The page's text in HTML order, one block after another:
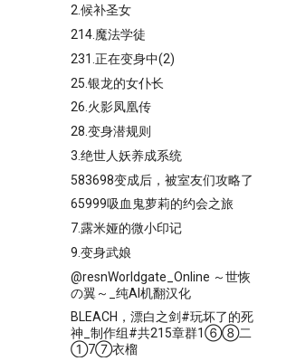
2.候补圣女
214.魔法学徒
231.正在变身中(2)
25.银龙的女仆长
26.火影凤凰传
28.变身潜规则
3.绝世人妖养成系统
583698变成后，被室友们攻略了
65999吸血鬼萝莉的约会之旅
7.露米娅的微小印记
9.变身武娘
@resnWorldgate_Online ～世恢
の翼～_纯AI机翻汉化
BLEACH，漂白之剑#玩坏了的死
神_制作组#共215章群1⑥⑧二
①7⑦衣榴